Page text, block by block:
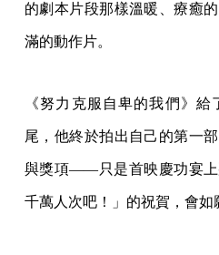
的劇本片段那樣溫暖、療癒
滿的動作片。
《努力克服自卑的我們》
尾，他終於拍出自己的第一
與獎項——只是首映慶功宴上
千萬人次吧！」的祝賀，會如